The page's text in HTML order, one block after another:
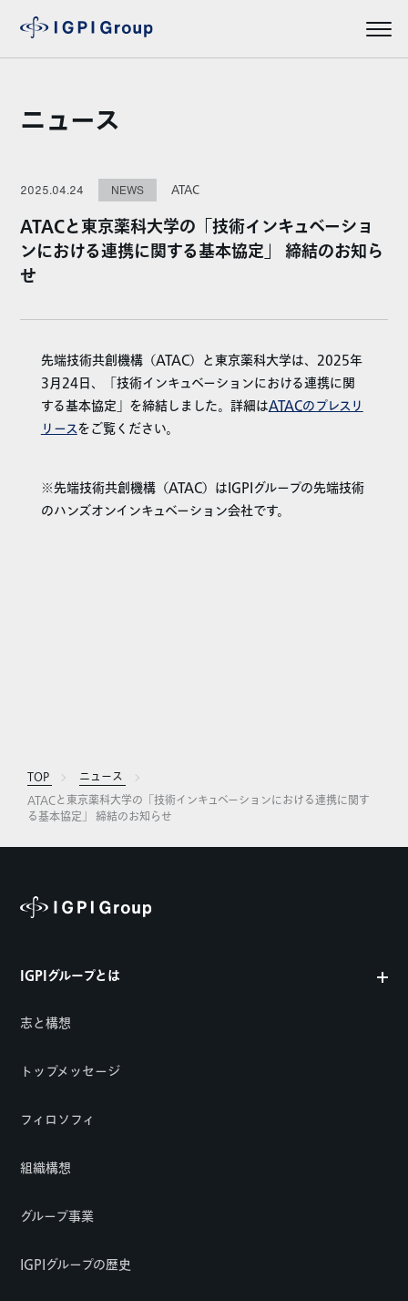
ニュース
2025.04.24 NEWS ATAC
ATACと東京薬科大学の「技術インキュベーショ
ンにおける連携に関する基本協定」 締結のお知ら
せ
先端技術共創機構（ATAC）と東京薬科大学は、2025年
3月24日、「技術インキュベーションにおける連携に関
する基本協定」を締結しました。詳細はATACのプレスリ
リースをご覧ください。
※先端技術共創機構（ATAC）はIGPIグループの先端技術
のハンズオンインキュベーション会社です。
TOP
ニュース
ATACと東京薬科大学の「技術インキュベーションにおける連携に関す
る基本協定」 締結のお知らせ
IGPIグループとは
志と構想
トップメッセージ
フィロソフィ
組織構想
グループ事業
IGPIグループの歴史